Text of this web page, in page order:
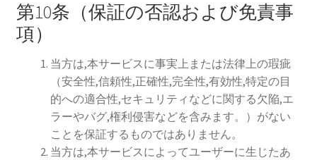
第10条（保証の否認および免責事
項）
当方は,本サービスに事実上または法律上の瑕疵
（安全性,信頼性,正確性,完全性,有効性,特定の目
的への適合性,セキュリティなどに関する欠陥,エ
ラーやバグ,権利侵害などを含みます。）がない
ことを保証するものではありません。
当方は,本サービスによってユーザーに生じたあ